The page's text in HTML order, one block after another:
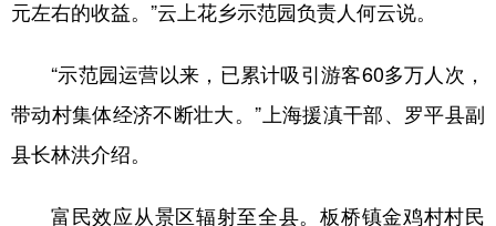
元左右的收益。”云上花乡示范园负责人何云说。
“示范园运营以来，已累计吸引游客60多万人次，
带动村集体经济不断壮大。”上海援滇干部、罗平县副
县长林洪介绍。
富民效应从景区辐射至全县。板桥镇金鸡村村民